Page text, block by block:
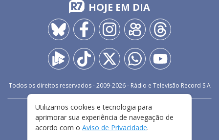
HOJE EM DIA
Todos os direitos reservados - 2009-2026- Rádio e Televisão Record S.A
FALE CONOSCO
PRIVACIDADE
TERMOS E CONDIÇÕES DE USO
Utilizamos cookies e tecnologia para
aprimorar sua experiência de navegação de
acordo com o Aviso de Privacidade.